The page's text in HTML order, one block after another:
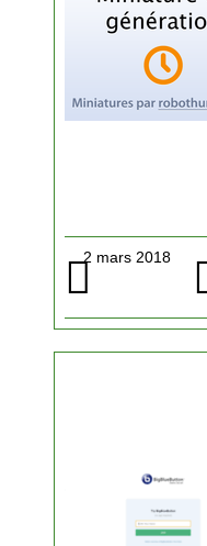
2 mars 2018